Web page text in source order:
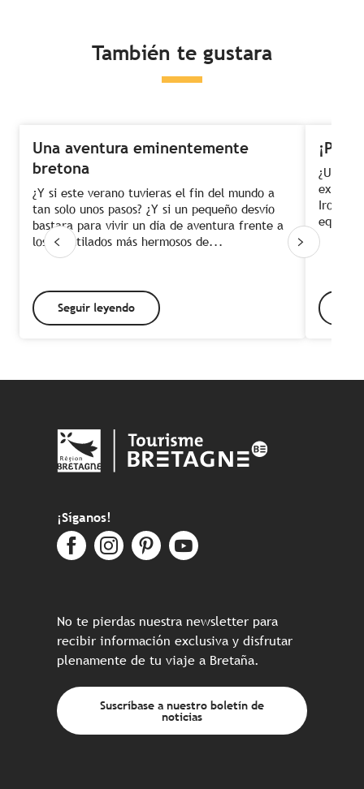
También te gustara
Una aventura eminentemente
bretona
¿Y si este verano tuvieras el fin del mundo a
tan solo unos pasos? ¿Y si un pequeño desvío
bastara para vivir un día de aventura frente a
los acantilados más hermosos de...
Seguir leyendo
¿Un
Iroise?
equipo
¡Síganos!
No te pierdas nuestra newsletter para
recibir información exclusiva y disfrutar
plenamente de tu viaje a Bretaña.
Suscríbase a nuestro boletín de
noticias